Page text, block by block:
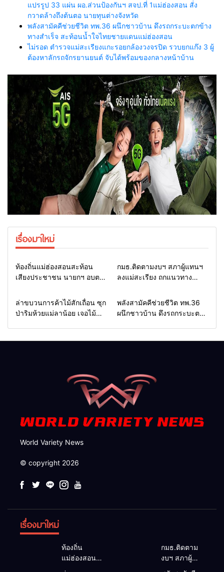
แปรรูป 33 แผ่น ผอ.ส่วนป้องกันฯ สจป.ที่ 1แม่ฮ่องสอน สั่ง
กวาดล้างถึงต้นตอ นายทุนต่างจังหวัด
พลังสามัคคีช่วยชีวิต ทพ.36 ผนึกชาวบ้าน ดึงรถกระบะตกข้าง
ทางสำเร็จ สะท้อนน้ำใจไทยชายแดนแม่ฮ่องสอน
ไม่รอด ตำรวจแม่สะเรียงแกะรอยกล้องวงจรปิด รวบยกแก๊ง 3 ผู้
ต้องหาลักรถจักรยานยนต์ จับได้พร้อมของกลางหน้าบ้าน
เรื่องมาใหม่
Home รอบรั้วทั่วไทย
ท้องถิ่นแม่ฮ่องสอนสะท้อน
เสียงประชาชน นายกฯ อบต.-
สภาฯ ขอหนุนงบพัฒนาถนน
แหล่งน้ำ และท่องเที่ยว
Home รอบรั้วทั่วไทย
กมธ.ติดตามงบฯ สภาผู้แทนฯ
ลงแม่สะเรียง ถกแนวทาง
พื้นที่ หนุนท่องเที่ยว 3 อำเภอ
ชายแดน
Home รอบรั้วทั่วไทย
ล่าขบวนการค้าไม้สักเถื่อน ซุก
ป่าริมห้วยแม่ลาน้อย เจอไม้
Home แวดวงทหาร
พลังสามัคคีช่วยชีวิต ทพ.36
ผนึกชาวบ้าน ดึงรถกระบะตก
World Variety News
© copyright 2026
เรื่องมาใหม่
ท้องถิ่น
แม่ฮ่องสอน
กมธ.ติดตาม
งบฯ สภาผู้